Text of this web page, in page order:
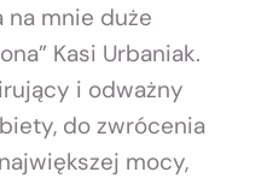
na mnie duże
Kasi Urbaniak.
i odważny
do zwrócenia
mocy,